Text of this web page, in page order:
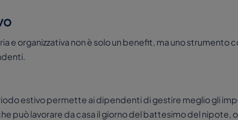
e organizzativa non è solo un benefit, ma uno strumento
estivo permette ai dipendenti di gestire meglio gli
può lavorare da casa il giorno del battesimo del nipote,